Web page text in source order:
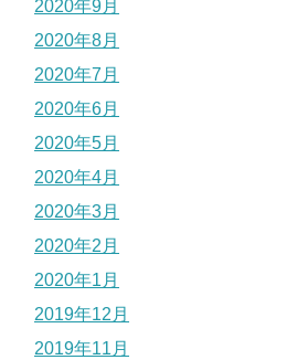
2020年9月
2020年8月
2020年7月
2020年6月
2020年5月
2020年4月
2020年3月
2020年2月
2020年1月
2019年12月
2019年11月